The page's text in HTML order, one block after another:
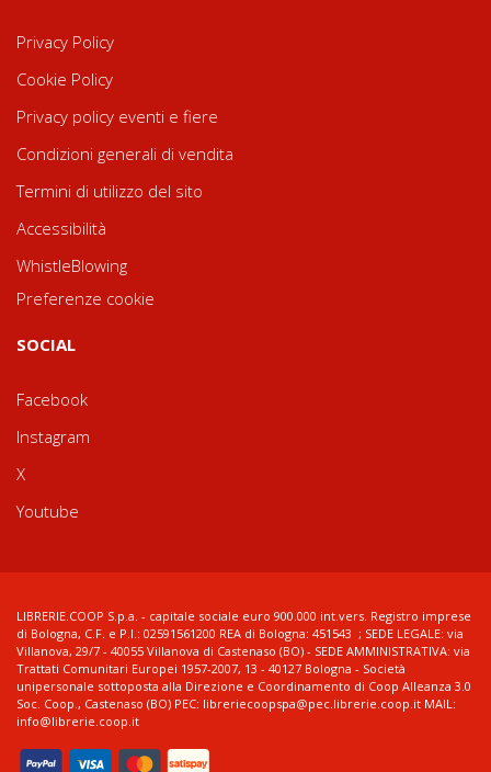
Privacy Policy
Cookie Policy
Privacy policy eventi e fiere
Condizioni generali di vendita
Termini di utilizzo del sito
Accessibilità
WhistleBlowing
Preferenze cookie
SOCIAL
Facebook
Instagram
X
Youtube
LIBRERIE.COOP S.p.a. - capitale sociale euro 900.000 int.vers. Registro imprese
di Bologna, C.F. e P.I.: 02591561200 REA di Bologna: 451543 ; SEDE LEGALE: via
Villanova, 29/7 - 40055 Villanova di Castenaso (BO) - SEDE AMMINISTRATIVA: via
Trattati Comunitari Europei 1957-2007, 13 - 40127 Bologna - Società
unipersonale sottoposta alla Direzione e Coordinamento di Coop Alleanza 3.0
Soc. Coop., Castenaso (BO) PEC: libreriecoopspa@pec.librerie.coop.it MAIL:
info@librerie.coop.it